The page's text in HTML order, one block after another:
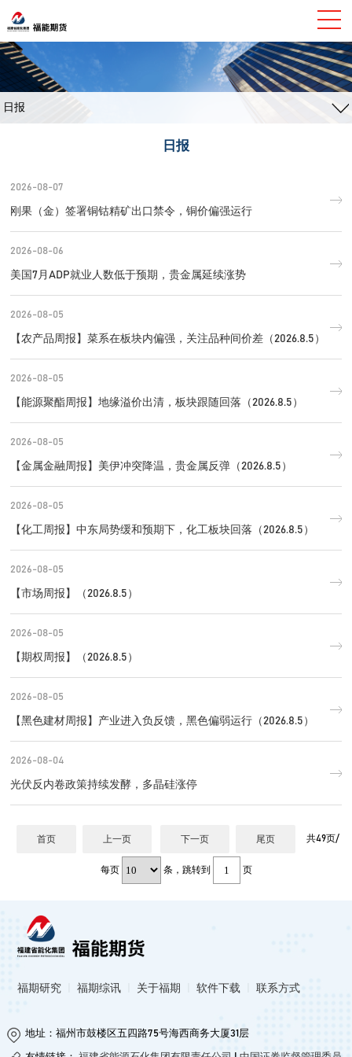
日报
日报
2026-08-07
刚果（金）签署铜钴精矿出口禁令，铜价偏强运行
2026-08-06
美国7月ADP就业人数低于预期，贵金属延续涨势
2026-08-05
【农产品周报】菜系在板块内偏强，关注品种间价差（2026.8.5）
2026-08-05
【能源聚酯周报】地缘溢价出清，板块跟随回落（2026.8.5）
2026-08-05
【金属金融周报】美伊冲突降温，贵金属反弹（2026.8.5）
2026-08-05
【化工周报】中东局势缓和预期下，化工板块回落（2026.8.5）
2026-08-05
【市场周报】（2026.8.5）
2026-08-05
【期权周报】（2026.8.5）
2026-08-05
【黑色建材周报】产业进入负反馈，黑色偏弱运行（2026.8.5）
2026-08-04
光伏反内卷政策持续发酵，多晶硅涨停
首页 上一页 下一页 尾页 共49页/
每页 条，跳转到 页
福期研究 福期综讯 关于福期 软件下载 联系方式
地址：福州市鼓楼区五四路75号海西商务大厦31层